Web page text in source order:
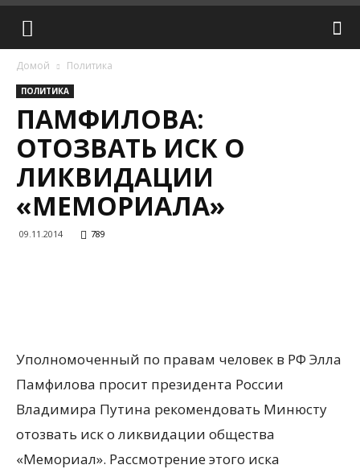
Домой Политика
ПОЛИТИКА
ПАМФИЛОВА:
ОТОЗВАТЬ ИСК О
ЛИКВИДАЦИИ
«МЕМОРИАЛА»
09.11.2014 789
Уполномоченный по правам человек в РФ Элла
Памфилова просит президента России
Владимира Путина рекомендовать Минюсту
отозвать иск о ликвидации общества
«Мемориал». Рассмотрение этого иска